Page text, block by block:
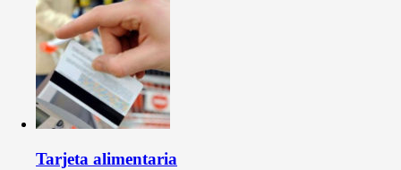
Tarjeta alimentaria